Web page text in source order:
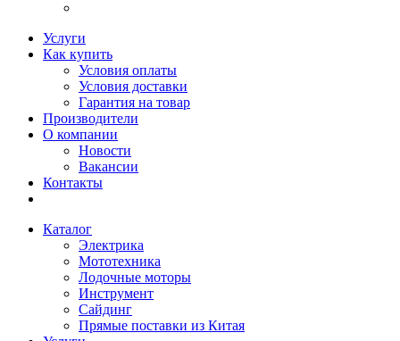
Услуги
Как купить
Условия оплаты
Условия доставки
Гарантия на товар
Производители
О компании
Новости
Вакансии
Контакты
Каталог
Электрика
Мототехника
Лодочные моторы
Инструмент
Сайдинг
Прямые поставки из Китая